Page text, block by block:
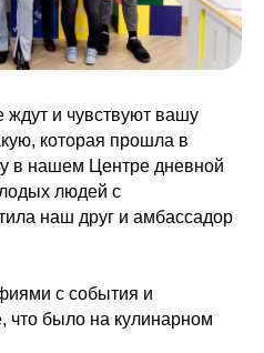
и чувствуют вашу
которая прошла в
в нашем Центре дневной
людей с
наш друг и амбассадор
с события и
что было на кулинарном